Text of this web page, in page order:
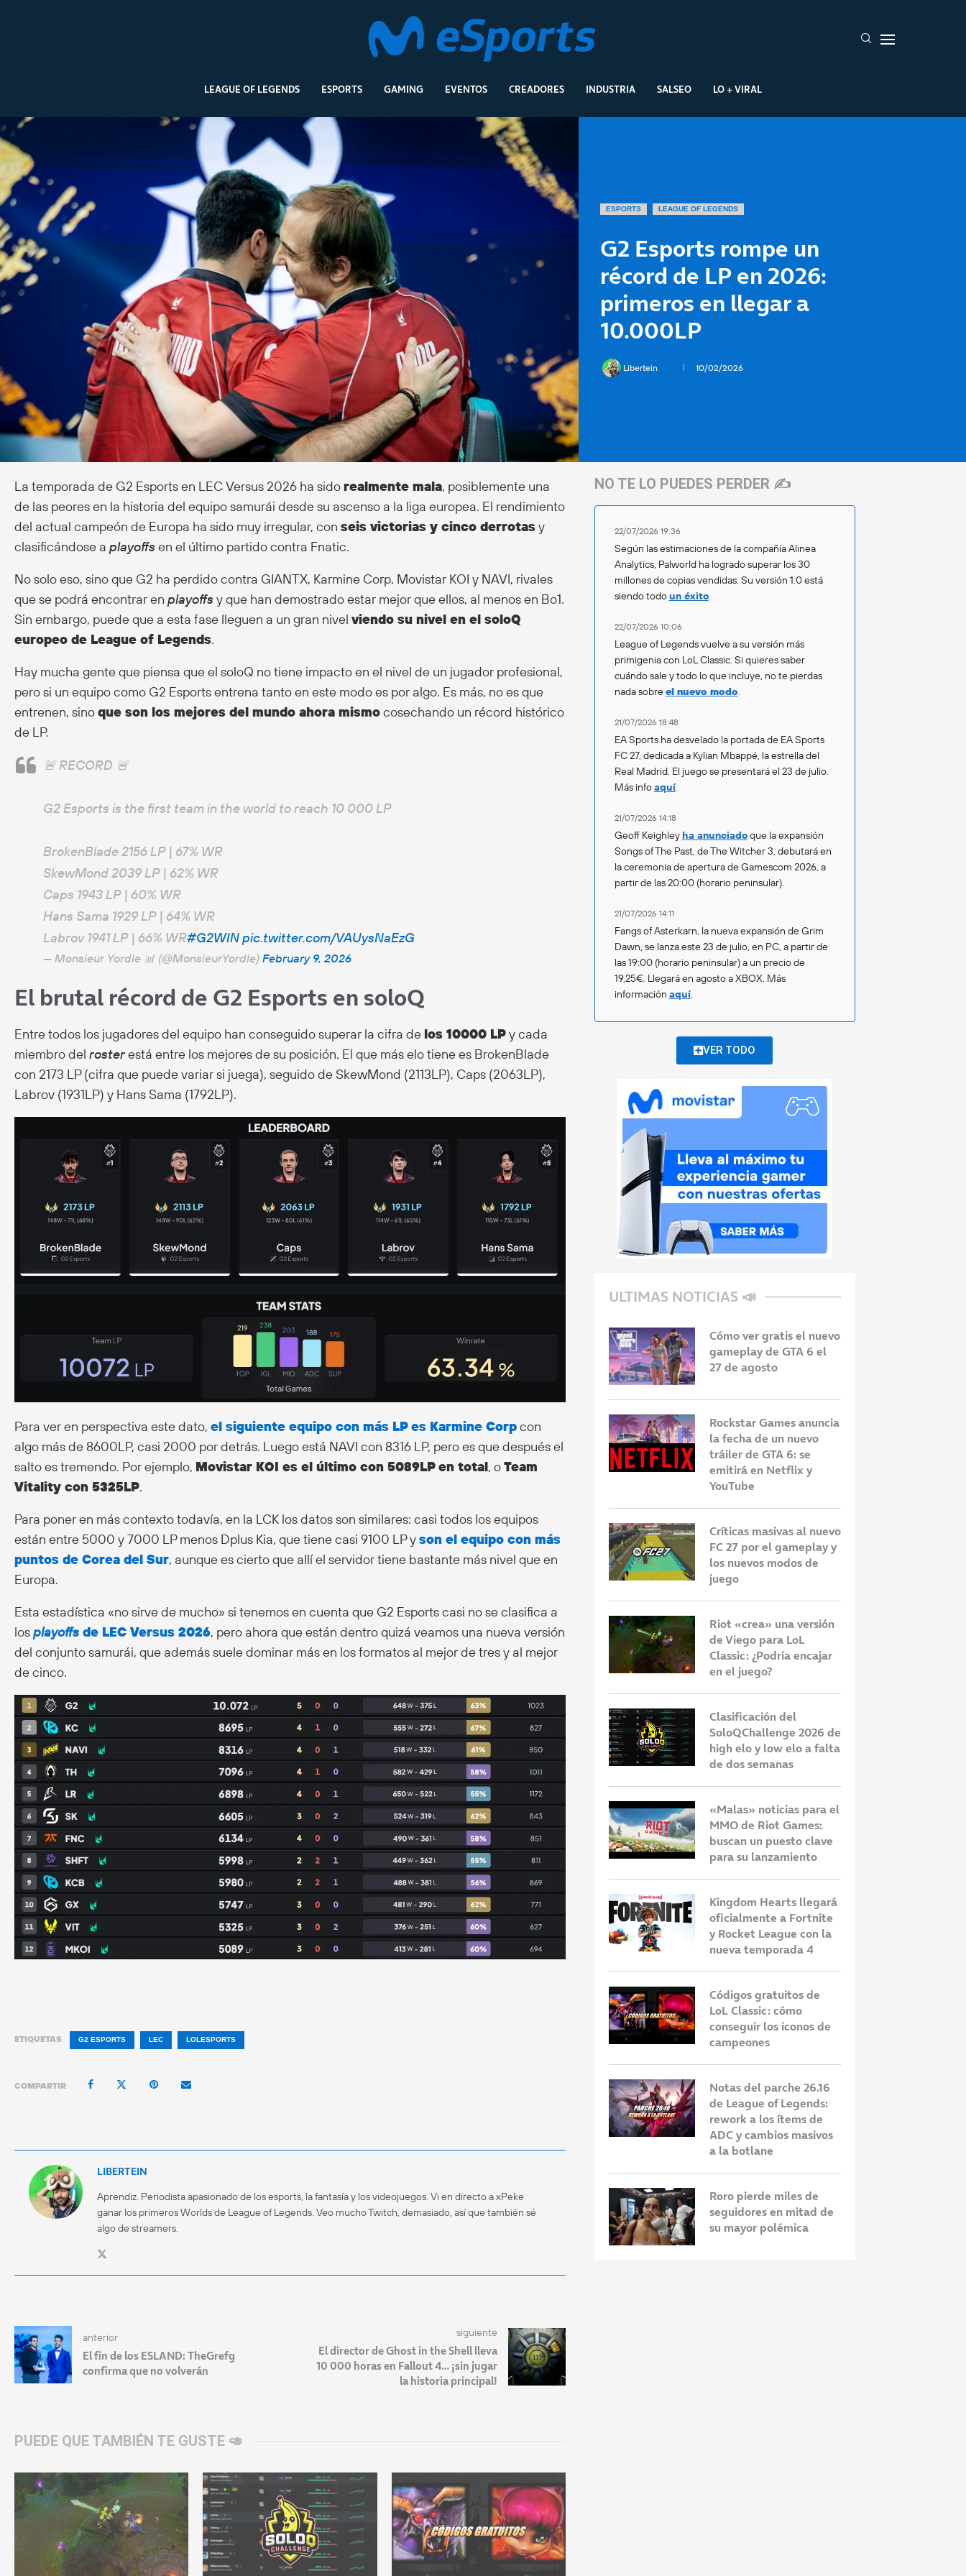
LEAGUE OF LEGENDS ESPORTS GAMING EVENTOS CREADORES INDUSTRIA SALSEO LO + VIRAL
ESPORTS LEAGUE OF LEGENDS
G2 Esports rompe un
récord de LP en 2026:
primeros en llegar a
10.000LP
Libertein 10/02/2026
La temporada de G2 Esports en LEC Versus 2026 ha sidorealmente mala, posiblemente una
de las peores en la historia del equipo samurái desde su ascenso a la liga europea. El rendimiento
del actual campeón de Europa ha sido muy irregular, con seis victorias y cinco derrotas y
clasificándose a playoffsen el último partido contra Fnatic.
No solo eso, sino que G2 ha perdido contra GIANTX, Karmine Corp, Movistar KOI y NAVI, rivales
que se podrá encontrar en playoffsy que han demostrado estar mejor que ellos, al menos en Bo1.
Sin embargo, puede que a esta fase lleguen a un gran nivel viendo su nivel en el soloQ
europeo de League of Legends.
Hay mucha gente que piensa que el soloQ no tiene impacto en el nivel de un jugador profesional,
pero si un equipo como G2 Esports entrena tanto en este modo es por algo. Es más, no es que
entrenen, sinoque son los mejores del mundo ahora mismocosechando un récord histórico
de LP.
🚨 RECORD 🚨
G2 Esports is the first team in the world to reach 10 000 LP
BrokenBlade 2156 LP | 67% WR
SkewMond 2039 LP | 62% WR
Caps 1943 LP | 60% WR
Hans Sama 1929 LP | 64% WR
Labrov 1941 LP | 66% WR#G2WINpic.twitter.com/VAUysNaEzG
— Monsieur Yordle 📊 (@MonsieurYordle) February 9, 2026
El brutal récord de G2 Esports en soloQ
Entre todos los jugadores del equipo han conseguido superar la cifra de los 10000 LPy cada
miembro del rosterestá entre los mejores de su posición. El que más elo tiene es BrokenBlade
con 2173 LP (cifra que puede variar si juega), seguido de SkewMond (2113LP), Caps (2063LP),
Labrov (1931LP) y Hans Sama (1792LP).
Para ver en perspectiva este dato, el siguiente equipo con más LP es Karmine Corpcon
algo más de 8600LP, casi 2000 por detrás. Luego está NAVI con 8316 LP, pero es que después el
salto es tremendo. Por ejemplo, Movistar KOI es el último con 5089LP en total, oTeam
Vitality con 5325LP.
Para poner en más contexto todavía, en la LCK los datos son similares: casi todos los equipos
están entre 5000 y 7000 LP menos Dplus Kia, que tiene casi 9100 LP yson el equipo con más
puntos de Corea del Sur, aunque es cierto que allí el servidor tiene bastante más nivel que en
Europa.
Esta estadística «no sirve de mucho» si tenemos en cuenta que G2 Esports casi no se clasifica a
losplayoffs de LEC Versus 2026, pero ahora que están dentro quizá veamos una nueva versión
del conjunto samurái, que además suele dominar más en los formatos al mejor de tres y al mejor
de cinco.
ETIQUETAS G2 ESPORTS LEC LOLESPORTS
COMPARTIR
LIBERTEIN
Aprendiz. Periodista apasionado de los esports, la fantasía y los videojuegos. Vi en directo a xPeke
ganar los primeros Worlds de League of Legends. Veo mucho Twitch, demasiado, así que también sé
algo de streamers.
anterior
El fin de los ESLAND: TheGrefg
confirma que no volverán
siguiente
El director de Ghost in the Shell lleva
10 000 horas en Fallout 4… ¡sin jugar
la historia principal!
PUEDE QUE TAMBIÉN TE GUSTE 🥑
NO TE LO PUEDES PERDER ✍️
22/07/2026 19:36
Según las estimaciones de la compañía Alinea
Analytics, Palworld ha logrado superar los 30
millones de copias vendidas. Su versión 1.0 está
siendo todoun éxito.
22/07/2026 10:06
League of Legends vuelve a su versión más
primigenia con LoL Classic. Si quieres saber
cuándo sale y todo lo que incluye, no te pierdas
nada sobreel nuevo modo.
21/07/2026 18:48
EA Sports ha desvelado la portada de EA Sports
FC 27, dedicada a Kylian Mbappé, la estrella del
Real Madrid. El juego se presentará el 23 de julio.
Más infoaquí.
21/07/2026 14:18
Geoff Keighley ha anunciadoque la expansión
Songs of The Past, de The Witcher 3, debutará en
la ceremonia de apertura de Gamescom 2026, a
partir de las 20:00 (horario peninsular).
21/07/2026 14:11
Fangs of Asterkarn, la nueva expansión de Grim
Dawn, se lanza este 23 de julio, en PC, a partir de
las 19:00 (horario peninsular) a un precio de
19,25€. Llegará en agosto a XBOX. Más
información aquí.
VER TODO
ULTIMAS NOTICIAS 📣
Cómo ver gratis el nuevo
gameplay de GTA 6 el
27 de agosto
Rockstar Games anuncia
la fecha de un nuevo
tráiler de GTA 6: se
emitirá en Netflix y
YouTube
Críticas masivas al nuevo
FC 27 por el gameplay y
los nuevos modos de
juego
Riot «crea» una versión
de Viego para LoL
Classic: ¿Podría encajar
en el juego?
Clasificación del
SoloQChallenge 2026 de
high elo y low elo a falta
de dos semanas
«Malas» noticias para el
MMO de Riot Games:
buscan un puesto clave
para su lanzamiento
Kingdom Hearts llegará
oficialmente a Fortnite
y Rocket League con la
nueva temporada 4
Códigos gratuitos de
LoL Classic: cómo
conseguir los iconos de
campeones
Notas del parche 26.16
de League of Legends:
rework a los ítems de
ADC y cambios masivos
a la botlane
Roro pierde miles de
seguidores en mitad de
su mayor polémica